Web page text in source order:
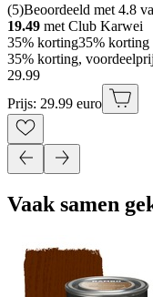
(5)Beoordeeld met 4.8
19.49 met Club Karwei
35% korting35% korting
35% korting,
29.99
Prijs: 29.99 euro
Vaak samen